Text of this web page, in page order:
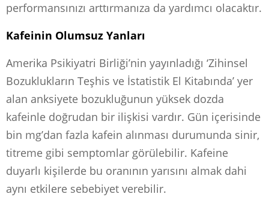
performansınızı arttırmanıza da yardımcı olacaktır.
Kafeinin Olumsuz Yanları
Amerika Psikiyatri Birliği’nin yayınladığı ‘Zihinsel
Bozuklukların Teşhis ve İstatistik El Kitabında’ yer
alan anksiyete bozukluğunun yüksek dozda
kafeinle doğrudan bir ilişkisi vardır. Gün içerisinde
bin mg’dan fazla kafein alınması durumunda sinir,
titreme gibi semptomlar görülebilir. Kafeine
duyarlı kişilerde bu oranının yarısını almak dahi
aynı etkilere sebebiyet verebilir.